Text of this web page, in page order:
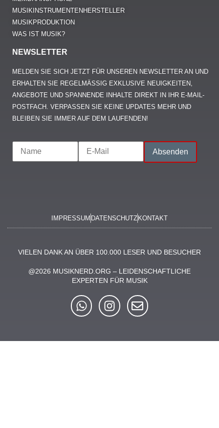
MUSIKINSTRUMENTENHERSTELLER
MUSIKPRODUKTION
WAS IST MUSIK?
NEWSLETTER
MELDEN SIE SICH JETZT FÜR UNSEREN NEWSLETTER AN UND
ERHALTEN SIE REGELMÄSSIG EXKLUSIVE NEUIGKEITEN, A
NGEBOTE UND SPANNENDE INHALTE DIREKT IN IHR E-MAIL-P
OSTFACH. VERPASSEN SIE KEINE UPDATES MEHR UND B
LEIBEN SIE IMMER AUF DEM LAUFENDEN!
IMPRESSUM DATENSCHUTZ KONTAKT
VIELEN DANK AN ÜBER 100.000 LESER UND BESUCHER
@2026 MUSIKNERD.ORG – LEIDENSCHAFTLICHE
EXPERTEN FÜR MUSIK